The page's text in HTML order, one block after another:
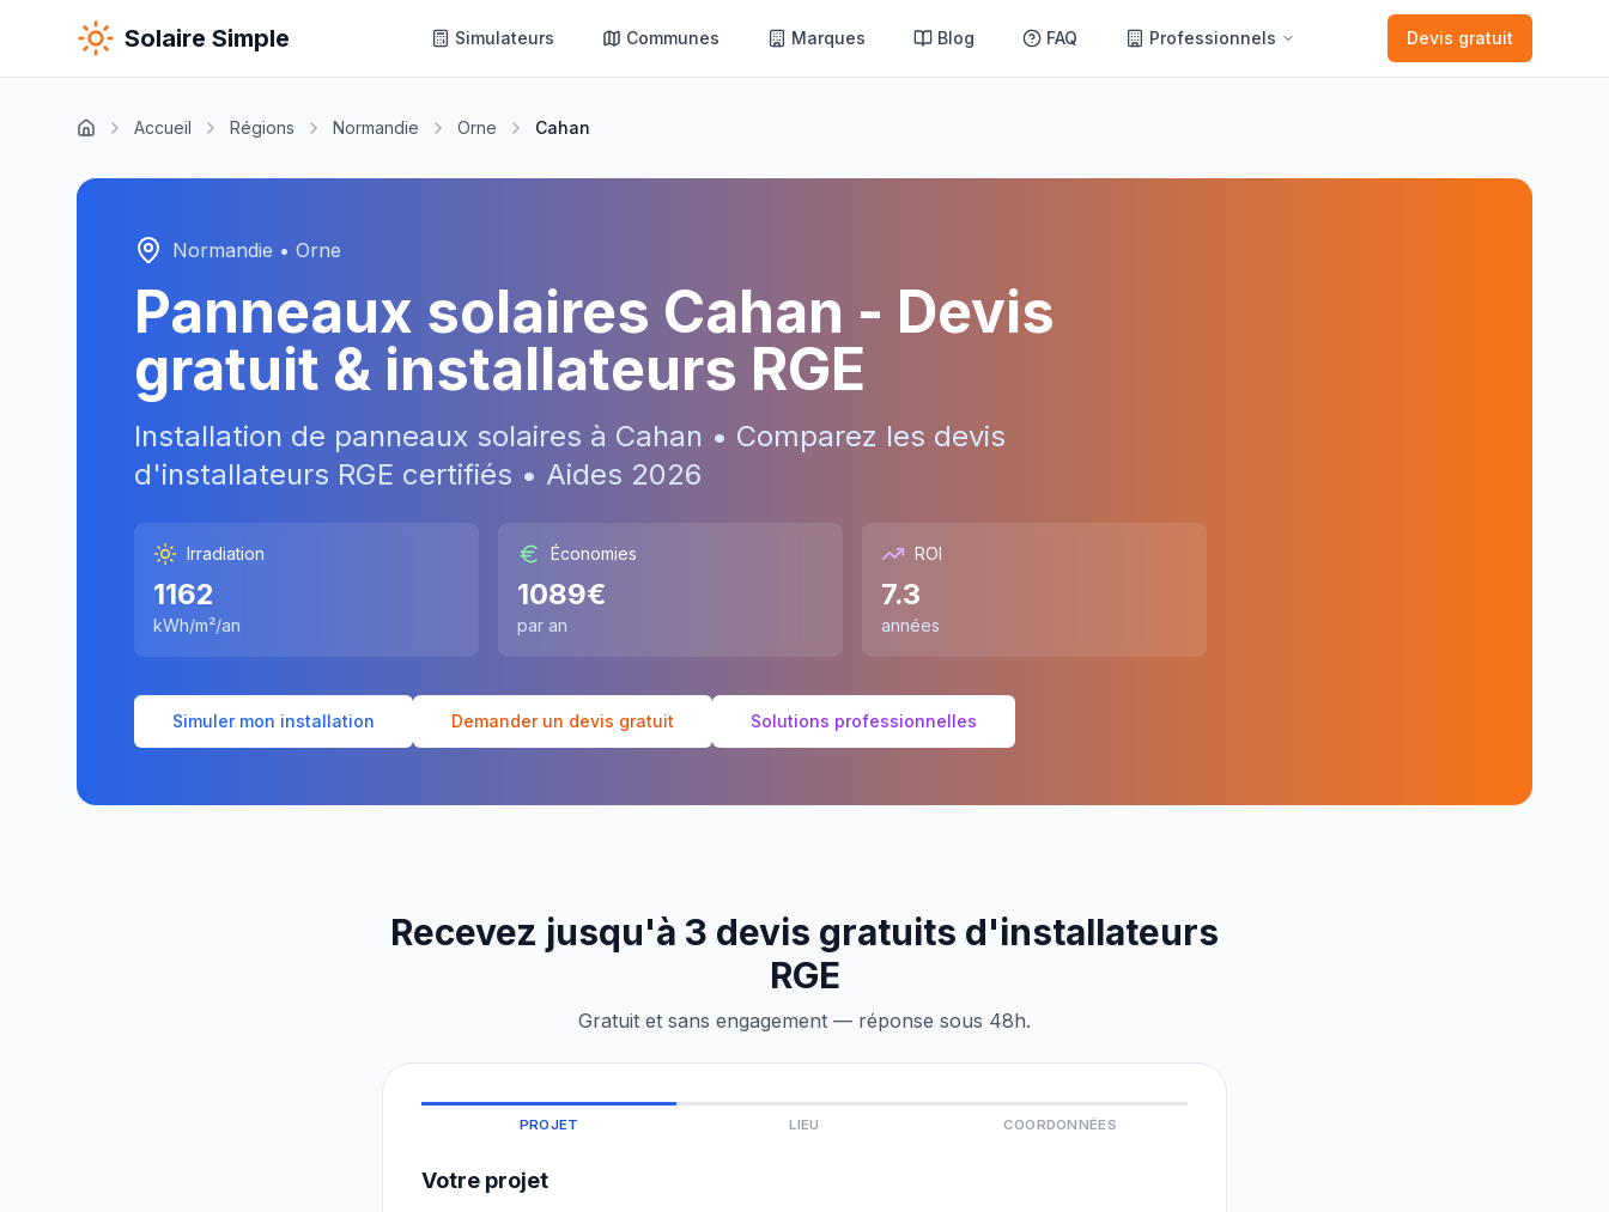
Solaire Simple Simulateurs Communes Marques Blog FAQ Professionnels Devis gratuit
Accueil Régions Normandie Orne Cahan
Normandie • Orne
Panneaux solaires Cahan - Devis
gratuit & installateurs RGE
Installation de panneaux solaires à Cahan • Comparez les devis
d'installateurs RGE certifiés • Aides 2026
Irradiation
1162
kWh/m²/an
Économies
1089€
par an
ROI
7.3
années
Simuler mon installation Demander un devis gratuit Solutions professionnelles
Recevez jusqu'à 3 devis gratuits d'installateurs
RGE
Gratuit et sans engagement — réponse sous 48h.
PROJET LIEU COORDONNÉES
Votre projet